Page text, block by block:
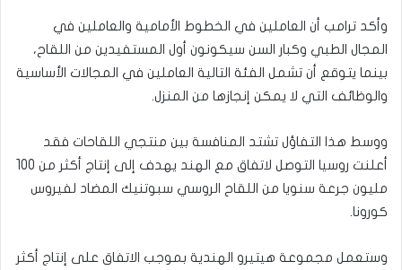
وأكد ترامب أن العاملين في الخطوط الأمامية والعاملين في
المجال الطبي وكبار السن سيكونون أول المستفيدين من اللقاح،
بينما يتوقع أن تشمل الفئة التالية العاملين في المجالات الأساسية
والوظائف التي لا يمكن إنجازها من المنزل.
ووسط هذا التفاؤل تشتد المنافسة بين منتجي اللقاحات فقد
أعلنت روسيا التوصل لاتفاق مع الهند يهدف إلى إنتاج أكثر من 100
مليون جرعة سنويا من اللقاح الروسي سبوتنيك المضاد لفيروس
كورونا.
وستعمل مجموعة هيتيرو الهندية بموجب الاتفاق على إنتاج أكثر